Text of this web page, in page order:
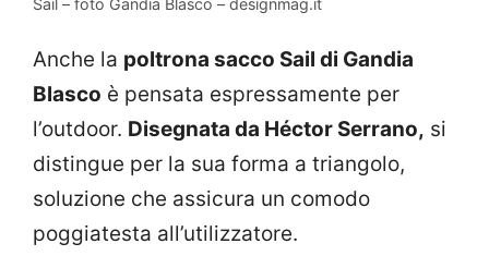
Anche la poltrona sacco Sail di Gandia
Blasco è pensata espressamente per
l’outdoor. Disegnata da Héctor Serrano, si
distingue per la sua forma a triangolo,
soluzione che assicura un comodo
poggiatesta all’utilizzatore.